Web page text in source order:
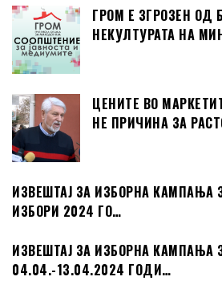
ГРОМ Е ЗГРОЗЕН ОД
НЕКУЛТУРАТА НА
ЦЕНИТЕ ВО
НЕ ПРИЧИНА ЗА
ИЗВЕШТАЈ ЗА ИЗБОРНА КАМПАЊА
ИЗБОРИ 2024 ГО…
ИЗВЕШТАЈ ЗА ИЗБОРНА КАМПАЊА
04.04.-13.04.2024 ГОДИ…